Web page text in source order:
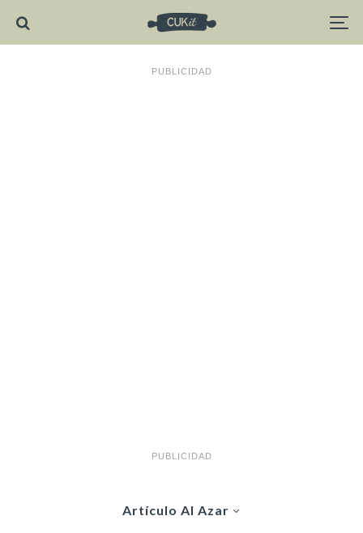
PUBLICIDAD
PUBLICIDAD
Artículo Al Azar